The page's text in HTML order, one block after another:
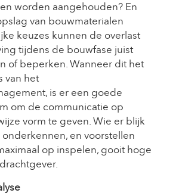
worden aangehouden? En
van bouwmaterialen
keuzes kunnen de overlast
tijdens de bouwfase juist
of beperken. Wanneer dit het
van het
is er een goede
om de communicatie op
vorm te geven. Wie er blijk
en voorstellen
op inspelen, gooit hoge